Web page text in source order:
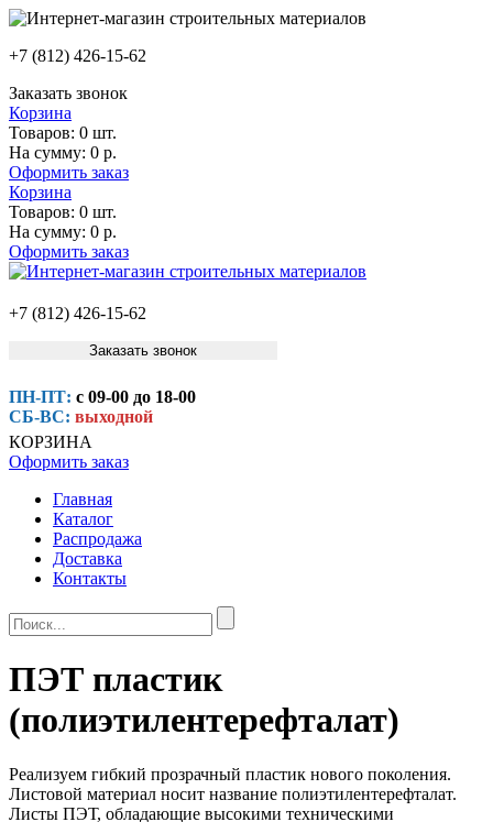
+7 (812) 426-15-62
Заказать звонок
Корзина
Товаров: 0 шт.
На сумму: 0 р.
Оформить заказ
Корзина
Товаров: 0 шт.
На сумму: 0 р.
Оформить заказ
+7 (812) 426-15-62
Заказать звонок
ПН-ПТ: с 09-00 до 18-00
СБ-ВС: выходной
КОРЗИНА
Оформить заказ
Главная
Каталог
Распродажа
Доставка
Контакты
ПЭТ пластик
(полиэтилентерефталат)
Реализуем гибкий прозрачный пластик нового поколения.
Листовой материал носит название полиэтилентерефталат.
Листы ПЭТ, обладающие высокими техническими